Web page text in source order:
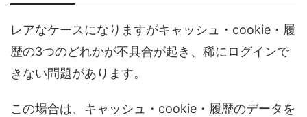
レアなケースになりますがキャッシュ・cookie・履
歴の3つのどれかが不具合が起き、稀にログインで
きない問題があります。
この場合は、キャッシュ・cookie・履歴のデータを